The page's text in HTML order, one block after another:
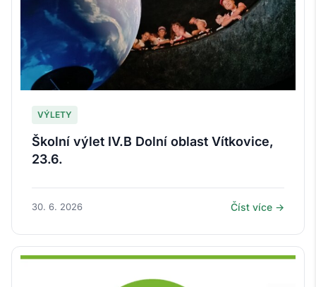
VÝLETY
Školní výlet IV.B Dolní oblast Vítkovice,
23.6.
30. 6. 2026 Číst více →